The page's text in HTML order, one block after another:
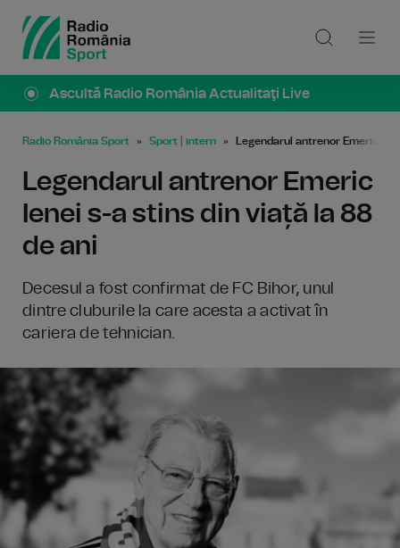
Ascultă Radio România Actualitaţi Live
Radio România Sport Sport | intern Legendarul antrenor Emeric
Legendarul antrenor Emeric
Ienei s-a stins din viață la 88
de ani
Decesul a fost confirmat de FC Bihor, unul
dintre cluburile la care acesta a activat în
cariera de tehnician.